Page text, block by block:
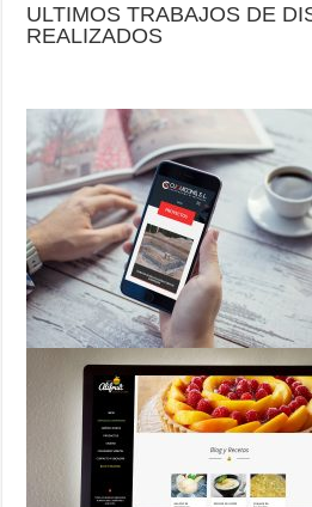
ULTIMOS TRABAJOS DE
REALIZADOS